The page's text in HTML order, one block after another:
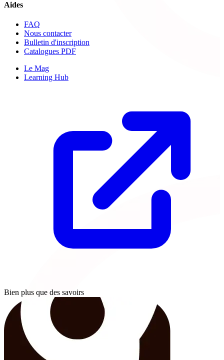
Aides
FAQ
Nous contacter
Bulletin d'inscription
Catalogues PDF
Le Mag
Learning Hub
Bien plus que des savoirs